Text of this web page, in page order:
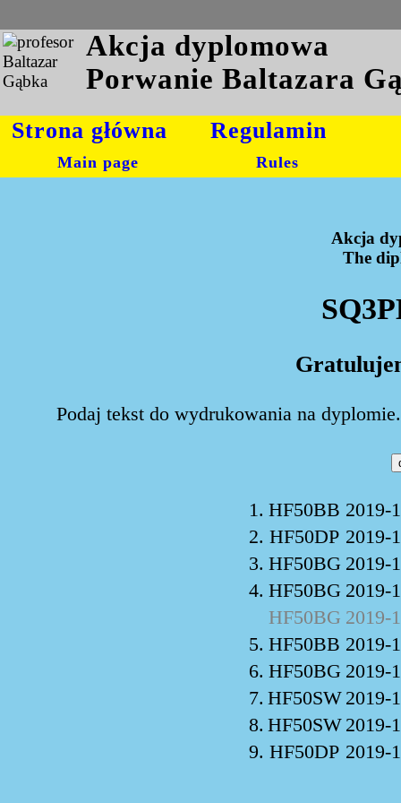
Akcja dyplomowa
Porwanie Baltazara
Strona główna
Main page
Regulamin
Rules
Akcja
The
Podaj tekst do wydrukowania na
1. HF50BB 2019-
2. HF50DP 2019-
3. HF50BG 2019-
4. HF50BG 2019-
HF50BG 2019-
5. HF50BB 2019-
6. HF50BG 2019-
7. HF50SW 2019-
8. HF50SW 2019-
9. HF50DP 2019-